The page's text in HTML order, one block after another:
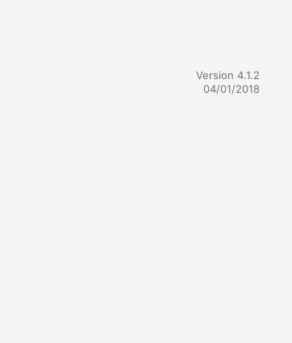
Version 4.1.2
04/01/2018